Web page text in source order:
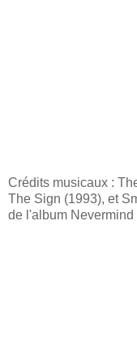
Crédits musicaux :
The Sign (1993), et
de l'album Nevermind